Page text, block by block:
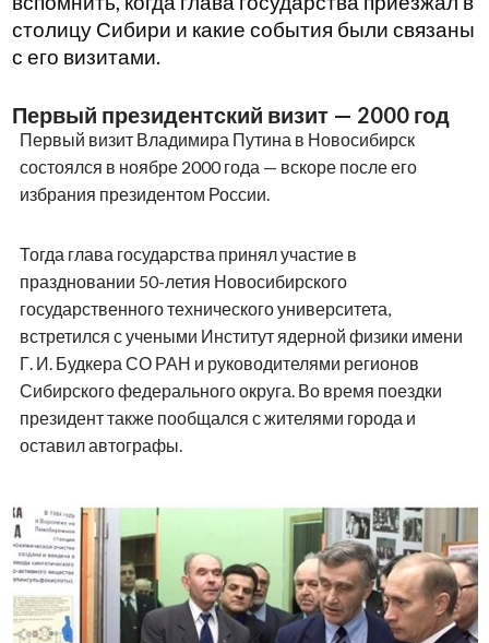
столицу Сибири и какие события были связаны
с его визитами.
Первый президентский визит — 2000 год
Первый визит Владимира Путина в Новосибирск
состоялся в ноябре 2000 года — вскоре после его
избрания президентом России.
Тогда глава государства принял участие в
праздновании 50-летия Новосибирского
государственного технического университета,
встретился с учеными Институт ядерной физики имени
Г. И. Будкера СО РАН и руководителями регионов
Сибирского федерального округа. Во время поездки
президент также пообщался с жителями города и
оставил автографы.